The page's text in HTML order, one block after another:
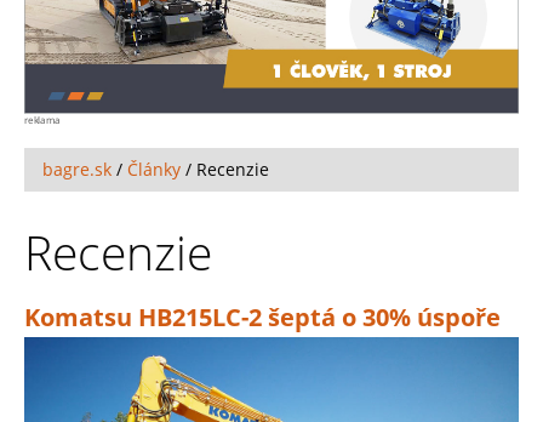
reklama
bagre.sk / Články / Recenzie
Recenzie
Komatsu HB215LC-2 šeptá o 30% úspoře